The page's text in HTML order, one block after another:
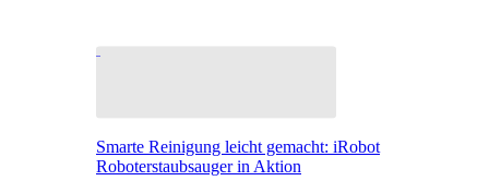
Smarte Reinigung leicht gemacht: iRobot
Roboterstaubsauger in Aktion